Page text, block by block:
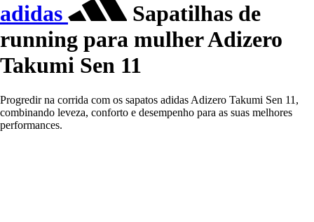
adidas
Sapatilhas de
running para mulher Adizero
Takumi Sen 11
Progredir na corrida com os sapatos adidas Adizero Takumi Sen 11,
combinando leveza, conforto e desempenho para as suas melhores
performances.